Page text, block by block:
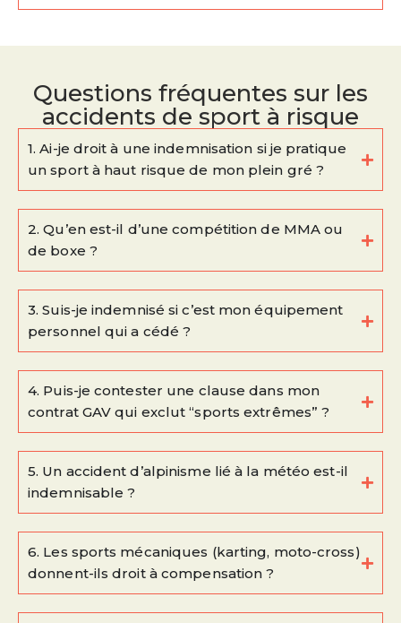
Questions fréquentes sur les
accidents de sport à risque
1. Ai-je droit à une indemnisation si je pratique
un sport à haut risque de mon plein gré ?
2. Qu’en est-il d’une compétition de MMA ou
de boxe ?
3. Suis-je indemnisé si c’est mon équipement
personnel qui a cédé ?
4. Puis-je contester une clause dans mon
contrat GAV qui exclut “sports extrêmes” ?
5. Un accident d’alpinisme lié à la météo est-il
indemnisable ?
6. Les sports mécaniques (karting, moto-cross)
donnent-ils droit à compensation ?